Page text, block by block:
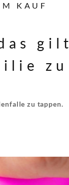
KAUF
gilt
zu
zu tappen.